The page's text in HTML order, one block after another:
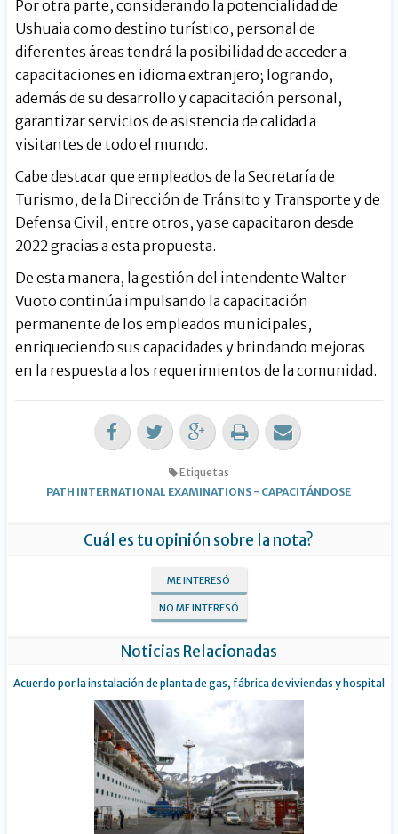
Por otra parte, considerando la potencialidad de
Ushuaia como destino turístico, personal de
diferentes áreas tendrá la posibilidad de acceder a
capacitaciones en idioma extranjero; logrando,
además de su desarrollo y capacitación personal,
garantizar servicios de asistencia de calidad a
visitantes de todo el mundo.
Cabe destacar que empleados de la Secretaría de
Turismo, de la Dirección de Tránsito y Transporte y de
Defensa Civil, entre otros, ya se capacitaron desde
2022 gracias a esta propuesta.
De esta manera, la gestión del intendente Walter
Vuoto continúa impulsando la capacitación
permanente de los empleados municipales,
enriqueciendo sus capacidades y brindando mejoras
en la respuesta a los requerimientos de la comunidad.
Etiquetas
PATH INTERNATIONAL EXAMINATIONS - CAPACITÁNDOSE
Cuál es tu opinión sobre la nota?
ME INTERESÓ
NO ME INTERESÓ
Noticias Relacionadas
Acuerdo por la instalación de planta de gas, fábrica de viviendas y hospital